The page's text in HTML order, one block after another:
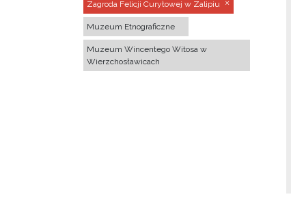
Zagroda Felicji Curyłowej w Zalipiu
Muzeum Etnograficzne
Muzeum Wincentego Witosa w
Wierzchosławicach